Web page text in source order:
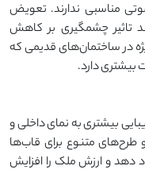
مناسبی ندارند. تعویض
تاثیر چشمگیری بر کاهش
در ساختمان‌های قدیمی که
بیشتری دارد.
بیشتری به نمای داخلی و
متنوع برای قاب‌ها
دهد و ارزش ملک را افزایش